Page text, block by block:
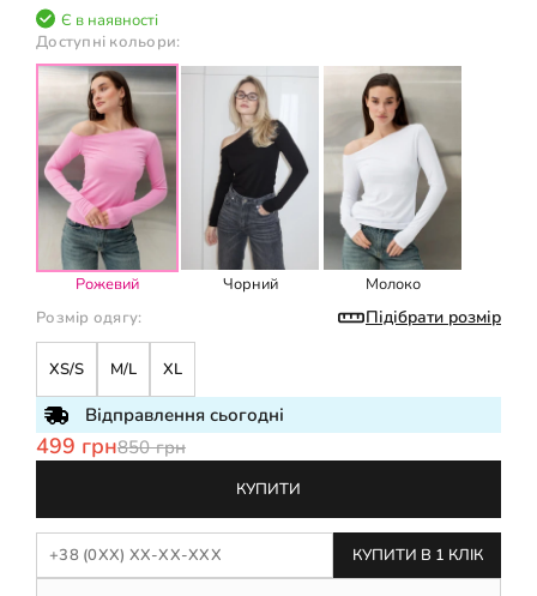
Є в наявності
Доступні кольори:
Рожевий Чорний
Молоко
Розмір одягу:
Підібрати розмір
XS/S M/L XL
Відправлення сьогодні
499 грн850 грн
КУПИТИ
КУПИТИ В 1 КЛІК